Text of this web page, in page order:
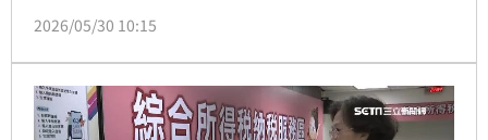
萬人未完成報稅。由於申報期限至6月1日止，財政部提
申報。（記者：簡浩正）
2026/05/30 10:15